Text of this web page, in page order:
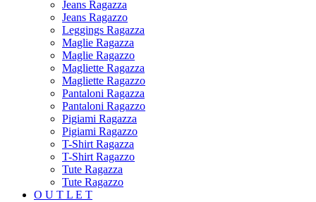
Jeans Ragazza
Jeans Ragazzo
Leggings Ragazza
Maglie Ragazza
Maglie Ragazzo
Magliette Ragazza
Magliette Ragazzo
Pantaloni Ragazza
Pantaloni Ragazzo
Pigiami Ragazza
Pigiami Ragazzo
T-Shirt Ragazza
T-Shirt Ragazzo
Tute Ragazza
Tute Ragazzo
O U T L E T